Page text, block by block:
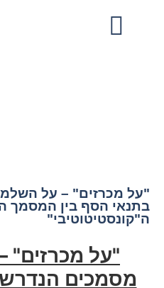
"על מכרזים" – על
בתנאי הסף בין המסמך
ה"קונסטיטוטיבי"
"על מכרזים"
מסמכים